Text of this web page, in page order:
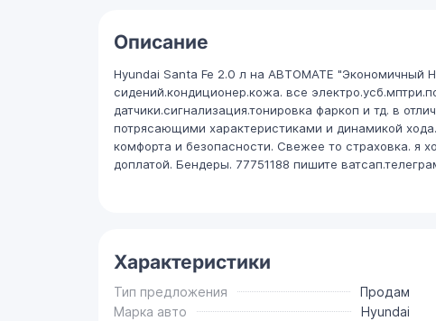
Описание
Hyundai Santa Fe 2.0 л на АВТОМАТЕ "Экономичный
сидений.кондиционер.кожа. все
датчики.сигнализация.тонировка фаркоп и тд. в
потрясающими характеристиками и динамикой
комфорта и безопасности. Свежее то страховка.
доплатой. Бендеры. 77751188 пишите
Характеристики
Тип предложения
Продам
Марка авто
Hyundai